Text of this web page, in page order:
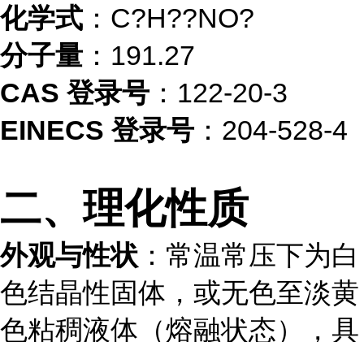
化学式 ：C?H??NO?
分子量 ：191.27
CAS 登录号 ：122-20-3
EINECS 登录号 ：204-528-4
二、理化性质
外观与性状 ：常温常压下为白
色结晶性固体，或无色至淡黄
色粘稠液体（熔融状态），具